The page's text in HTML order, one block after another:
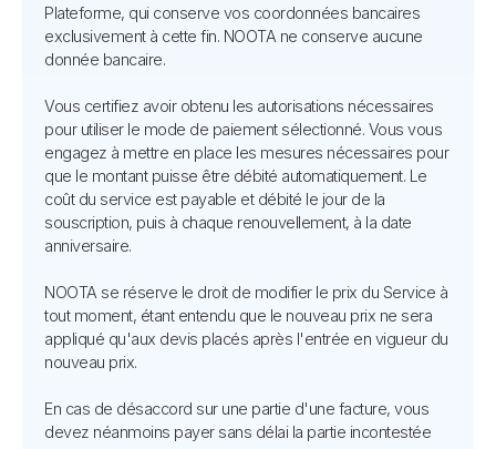
Plateforme, qui conserve vos coordonnées bancaires
exclusivement à cette fin. NOOTA ne conserve aucune
donnée bancaire.
Vous certifiez avoir obtenu les autorisations nécessaires
pour utiliser le mode de paiement sélectionné. Vous vous
engagez à mettre en place les mesures nécessaires pour
que le montant puisse être débité automatiquement. Le
coût du service est payable et débité le jour de la
souscription, puis à chaque renouvellement, à la date
anniversaire.
NOOTA se réserve le droit de modifier le prix du Service à
tout moment, étant entendu que le nouveau prix ne sera
appliqué qu'aux devis placés après l'entrée en vigueur du
nouveau prix.
En cas de désaccord sur une partie d'une facture, vous
devez néanmoins payer sans délai la partie incontestée